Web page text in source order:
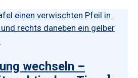
wechseln –